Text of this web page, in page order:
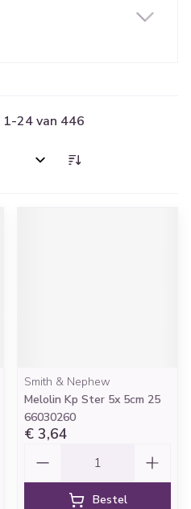
1-24van 446
Smith & Nephew
Melolin Kp Ster 5x 5cm 25
66030260
€ 3,64
Bestel